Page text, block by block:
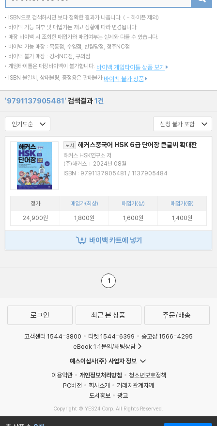
ISBN으로 검색하시면 보다 정확한 결과가 나옵니다. ( - 하이픈 제외)
바이백 가능 여부 및 매입가는 재고 상황에 따라 변경됩니다.
매장 바이백 시 조회한 매입가와 매입여부는 실제와 다를 수 있습니다.
바이백 가능 매장 : 목동점, 수영점, 반월당점, 청주NC점
바이백 불가 매장 : 강서NC점, 구의점
게임타이틀은 매장바이백이 불가합니다. 바이백 게임타이틀 상품 보기
ISBN 불일치, 상태불량, 증정용은 판매불가 바이백 불가 상품
'9791137905481' 검색결과1건
도서 해커스중국어 HSK 6급 단어장 큰글씨 확대판
해커스 HSK연구소 저
(주)해커스 | 2024년 08월
ISBN : 9791137905481 / 1137905484
정가 매입가(최상) 매입가(상)
매입가(중)
24,900원
1,800원 1,600원 1,400원
바이백 카트에 넣기
1
로그인 최근 본 상품 주문/배송
고객센터 1544-3800 티켓 1544-6399
중고샵 1566-4295
eBook 1:1문의/채팅상담
예스이십사(주) 사업자 정보
이용약관
개인정보처리방침
청소년보호정책
PC버전
회사소개
거래처관계자께
도서홍보
광고
Copyright © YES24 Corp. All Rights Reserved.
MATOM11